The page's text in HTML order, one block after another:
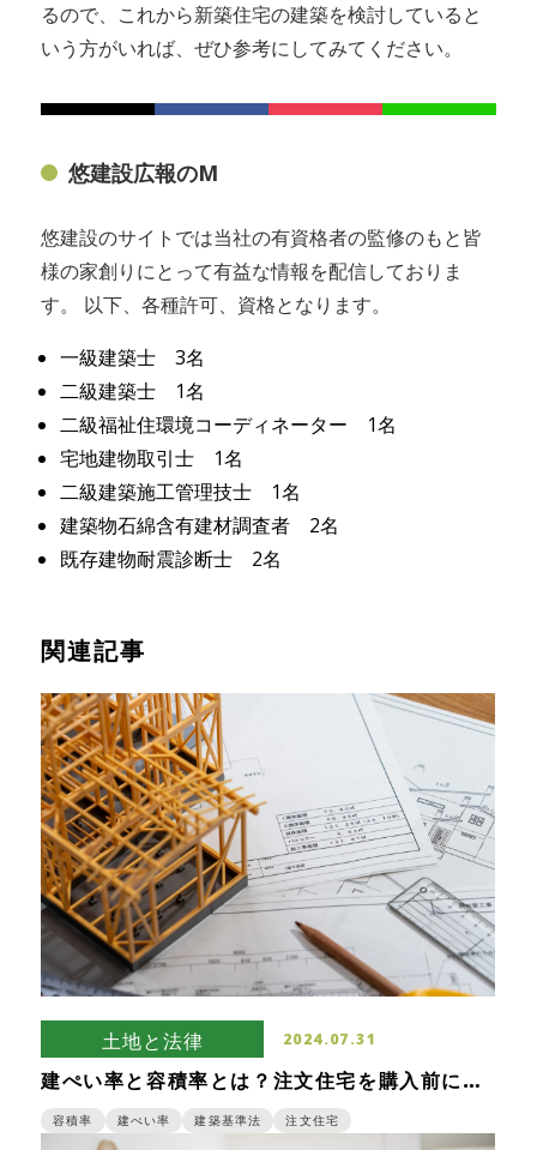
るので、これから新築住宅の建築を検討していると
いう方がいれば、ぜひ参考にしてみてください。
悠建設広報のM
悠建設のサイトでは当社の有資格者の監修のもと皆
様の家創りにとって有益な情報を配信しておりま
す。 以下、各種許可、資格となります。
一級建築士 3名
二級建築士 1名
二級福祉住環境コーディネーター 1名
宅地建物取引士 1名
二級建築施工管理技士 1名
建築物石綿含有建材調査者 2名
既存建物耐震診断士 2名
関連記事
土地と法律 2024.07.31
建ぺい率と容積率とは？注文住宅を購入前に知
っておきたい計算方法などを紹介
容積率 建ぺい率 建築基準法 注文住宅